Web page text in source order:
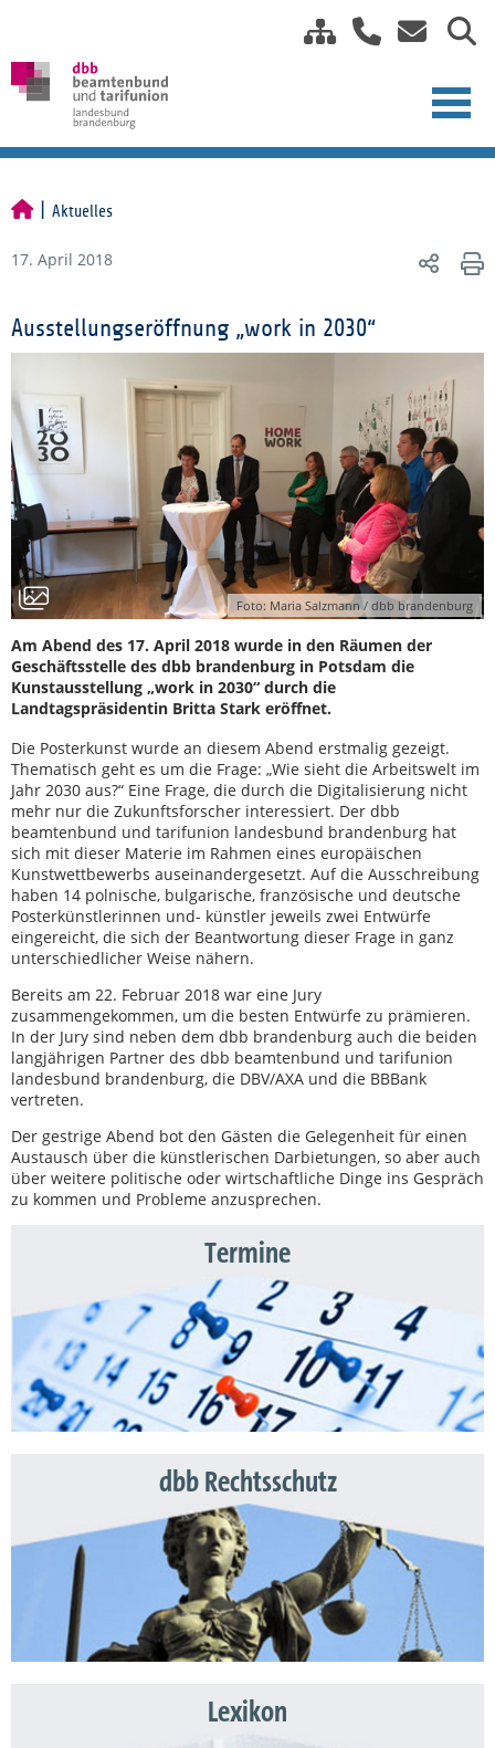
Aktuelles
17. April 2018
Ausstellungseröffnung „work in 2030“
Foto: Maria Salzmann / dbb brandenburg
Am Abend des 17. April 2018 wurde in den Räumen der
Geschäftsstelle des dbb brandenburg in Potsdam die
Kunstausstellung „work in 2030“ durch die
Landtagspräsidentin Britta Stark eröffnet.
Die Posterkunst wurde an diesem Abend erstmalig gezeigt.
Thematisch geht es um die Frage: „Wie sieht die Arbeitswelt im
Jahr 2030 aus?“ Eine Frage, die durch die Digitalisierung nicht
mehr nur die Zukunftsforscher interessiert. Der dbb
beamtenbund und tarifunion landesbund brandenburg hat
sich mit dieser Materie im Rahmen eines europäischen
Kunstwettbewerbs auseinandergesetzt. Auf die Ausschreibung
haben 14 polnische, bulgarische, französische und deutsche
Posterkünstlerinnen und- künstler jeweils zwei Entwürfe
eingereicht, die sich der Beantwortung dieser Frage in ganz
unterschiedlicher Weise nähern.
Bereits am 22. Februar 2018 war eine Jury
zusammengekommen, um die besten Entwürfe zu prämieren.
In der Jury sind neben dem dbb brandenburg auch die beiden
langjährigen Partner des dbb beamtenbund und tarifunion
landesbund brandenburg, die DBV/AXA und die BBBank
vertreten.
Der gestrige Abend bot den Gästen die Gelegenheit für einen
Austausch über die künstlerischen Darbietungen, so aber auch
über weitere politische oder wirtschaftliche Dinge ins Gespräch
zu kommen und Probleme anzusprechen.
Termine
dbb Rechtsschutz
Lexikon